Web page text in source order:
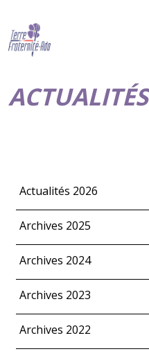
ACTUALITÉS
Actualités 2026
Archives 2025
Archives 2024
Archives 2023
Archives 2022